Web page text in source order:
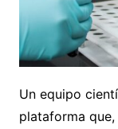
Un equipo
plataforma